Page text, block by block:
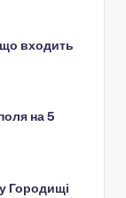
що входить
на 5
Городищі